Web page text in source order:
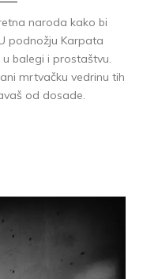
naroda kako bi
podnožju Karpata
balegi i prostaštvu.
mrtvačku vedrinu tih
od dosade.